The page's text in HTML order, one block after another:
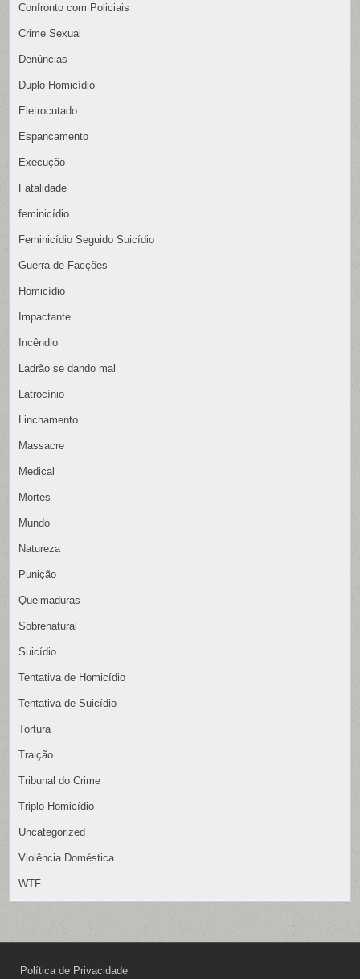
Confronto com Policiais
Crime Sexual
Denúncias
Duplo Homicídio
Eletrocutado
Espancamento
Execução
Fatalidade
feminicídio
Feminicídio Seguido Suicídio
Guerra de Facções
Homicídio
Impactante
Incêndio
Ladrão se dando mal
Latrocínio
Linchamento
Massacre
Medical
Mortes
Mundo
Natureza
Punição
Queimaduras
Sobrenatural
Suicídio
Tentativa de Homicídio
Tentativa de Suicídio
Tortura
Traição
Tribunal do Crime
Triplo Homicídio
Uncategorized
Violência Doméstica
WTF
Política de Privacidade